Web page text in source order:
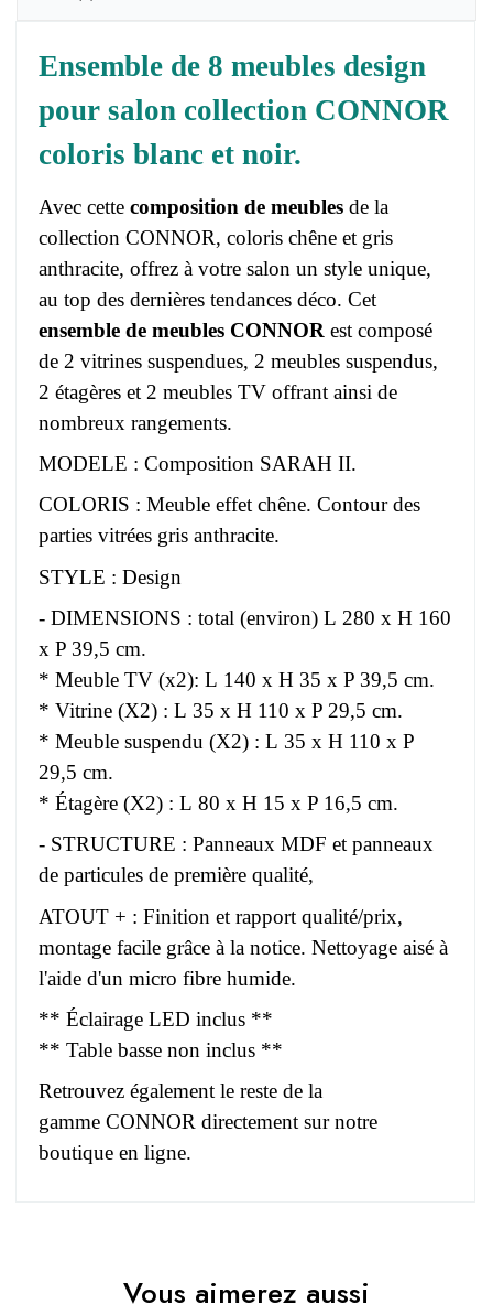
Ensemble de 8 meubles design
pour salon collection CONNOR
coloris blanc et noir.
Avec cette composition de meubles de la
collection CONNOR, coloris chêne et gris
anthracite, offrez à votre salon un style unique,
au top des dernières tendances déco. Cet
ensemble de meubles CONNOR est composé
de 2 vitrines suspendues, 2 meubles suspendus,
2 étagères et 2 meubles TV offrant ainsi de
nombreux rangements.
MODELE : Composition SARAH II.
COLORIS : Meuble effet chêne. Contour des
parties vitrées gris anthracite.
STYLE : Design
- DIMENSIONS : total (environ) L 280 x H 160
x P 39,5 cm.
* Meuble TV (x2): L 140 x H 35 x P 39,5 cm.
* Vitrine (X2) : L 35 x H 110 x P 29,5 cm.
* Meuble suspendu (X2) : L 35 x H 110 x P
29,5 cm.
* Étagère (X2) : L 80 x H 15 x P 16,5 cm.
- STRUCTURE : Panneaux MDF et panneaux
de particules de première qualité,
ATOUT + : Finition et rapport qualité/prix,
montage facile grâce à la notice. Nettoyage aisé à
l'aide d'un micro fibre humide.
** Éclairage LED inclus **
** Table basse non inclus **
Retrouvez également le reste de la
gamme CONNOR directement sur notre
boutique en ligne.
Adulte
Vous devez vous connecter pour laisser un avis
Vous aimerez aussi